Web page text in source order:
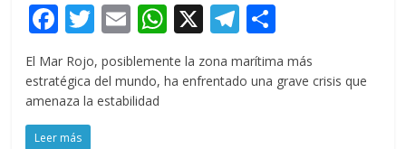
F
ac
e
b
o
T
itt
er
E
m
ai
l
W
h
at
X T
el
e m
El Mar Rojo, posiblemente la zona marítima más
estratégica del mundo, ha enfrentado una grave crisis que
amenaza la estabilidad
Leer más